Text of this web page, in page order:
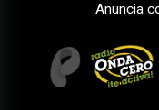
Anuncia